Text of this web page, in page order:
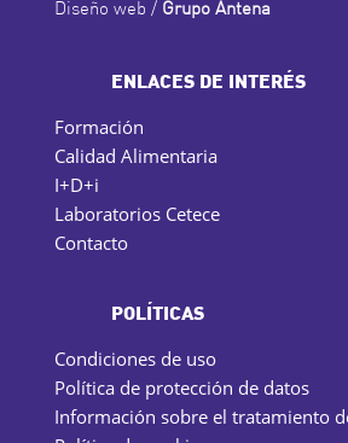
Diseño web / Grupo Antena
ENLACES DE INTERÉS
Formación
Calidad Alimentaria
I+D+i
Laboratorios Cetece
Contacto
POLÍTICAS
Condiciones de uso
Política de protección de datos
Información sobre el tratamiento